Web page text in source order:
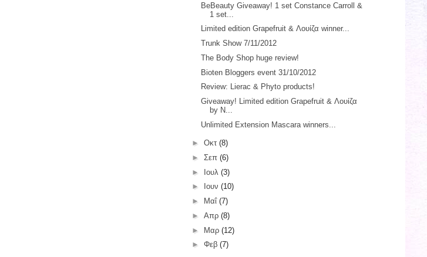
BeBeauty Giveaway! 1 set Constance Carroll &
1 set...
Limited edition Grapefruit & Λουίζα winner...
Trunk Show 7/11/2012
The Body Shop huge review!
Bioten Bloggers event 31/10/2012
Review: Lierac & Phyto products!
Giveaway! Limited edition Grapefruit & Λουίζα
by N...
Unlimited Extension Mascara winners...
► Οκτ (8)
► Σεπ (6)
► Ιουλ (3)
►
Ιουν (10)
►
Μαΐ (7)
► Απρ (8)
► Μαρ (12)
► Φεβ (7)